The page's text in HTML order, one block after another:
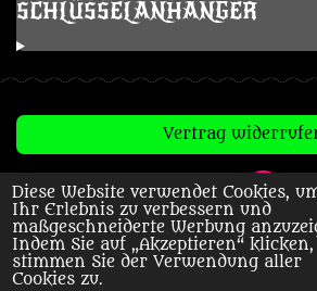
Diese Website verwendet Cookies,
Ihr Erlebnis zu verbessern und
maßgeschneiderte Werbung
Indem Sie auf „Akzeptieren“ klicken,
stimmen Sie der Verwendung aller
Cookies zu.
SCHLÜSSELANHÄNGER
Vertrag
T
i
k
T
o
I
n
s
t
a
© 2023 - 2026 Creepy Horror